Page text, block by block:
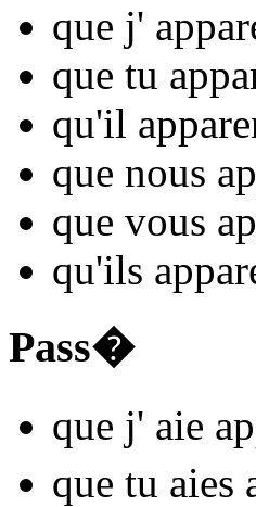
que j'
que tu
qu'il
que nous
que vous
qu'ils
Pass�
que j' aie
que tu aies